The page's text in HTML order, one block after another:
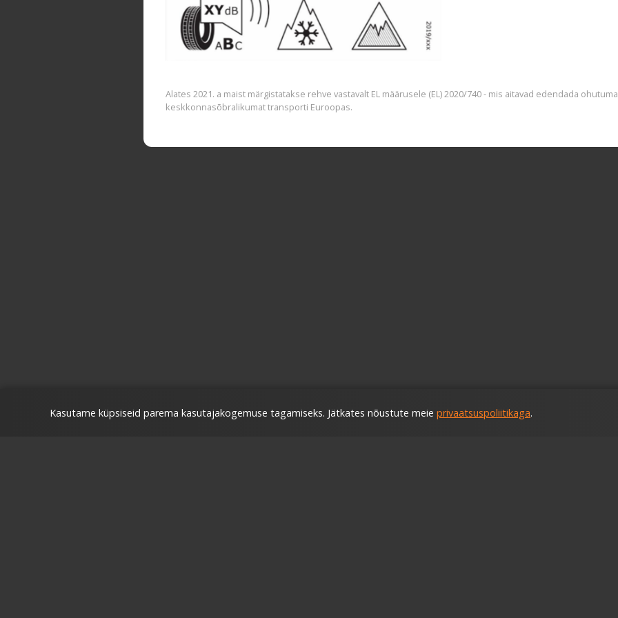
Alates 2021. a maist märgistatakse rehve vastavalt EL määrusele (EL) 2020/740 - mis aitavad edendada
keskkonnasõbralikumat transporti Euroopas.
Kasutame küpsiseid parema kasutajakogemuse tagamiseks. Jätkates nõustute meie privaatsuspoliitikaga.